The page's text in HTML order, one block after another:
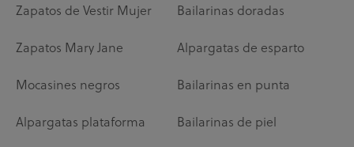
Zapatos de Vestir Mujer Bailarinas doradas
Zapatos Mary Jane Alpargatas de esparto
Mocasines negros Bailarinas en punta
Alpargatas plataforma Bailarinas de piel